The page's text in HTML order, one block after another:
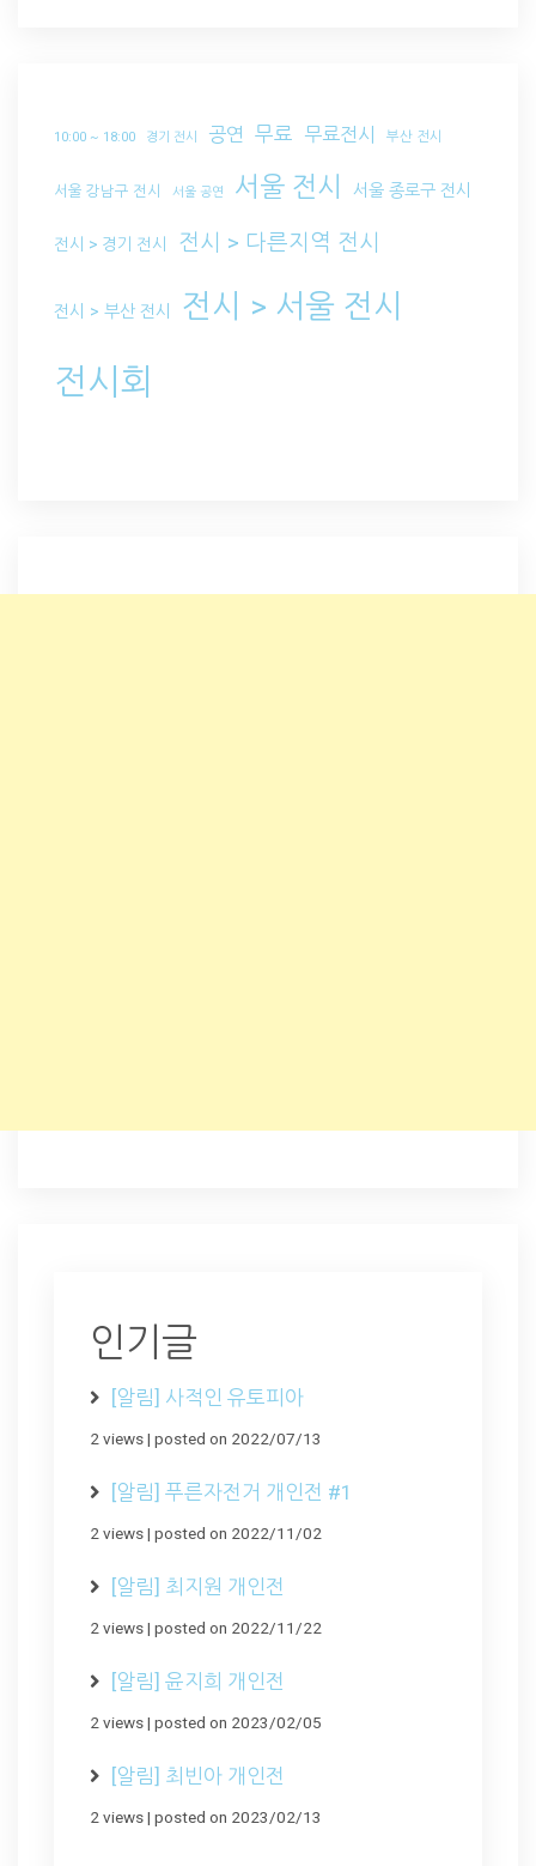
10:00 ~ 18:00 경기 전시 공연 무료 무료전시 부산 전시
서울 강남구 전시 서울 공연 서울 전시 서울 종로구 전시
전시 > 경기 전시 전시 > 다른지역 전시
전시 > 부산 전시 전시 > 서울 전시
전시회
인기글
[알림] 사적인 유토피아
2 views| posted on 2022/07/13
[알림] 푸른자전거 개인전 #1
2 views| posted on 2022/11/02
[알림] 최지원 개인전
2 views| posted on 2022/11/22
[알림] 윤지희 개인전
2 views| posted on 2023/02/05
[알림] 최빈아 개인전
2 views| posted on 2023/02/13